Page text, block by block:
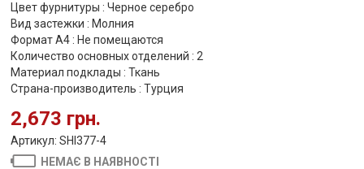
Цвет фурнитуры : Черное серебро
Вид застежки : Молния
Формат А4 : Не помещаются
Количество основных отделений : 2
Материал подклады : Ткань
Страна-производитель : Турция
2,673 грн.
Артикул: SHI377-4
НЕМАЄ В НАЯВНОСТІ